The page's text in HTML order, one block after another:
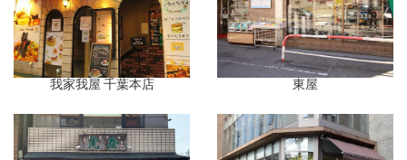
我家我屋 千葉本店 東屋